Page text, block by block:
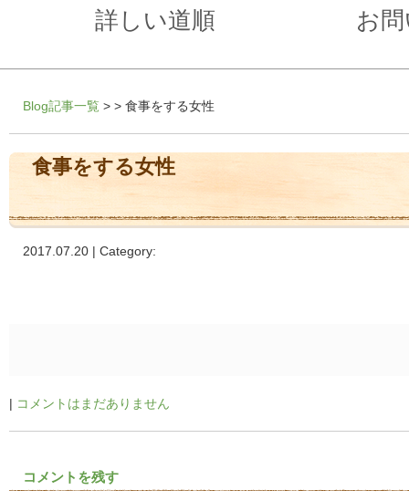
詳しい道順 お
Blog記事一覧 > > 食事をする女性
食事をする女性
2017.07.20 | Category:
| コメントはまだありません
コメントを残す